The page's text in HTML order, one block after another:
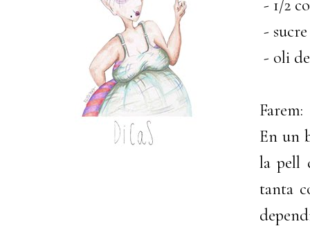
- 1/2
-
- oli
Farem:
En un
la pell
tanta